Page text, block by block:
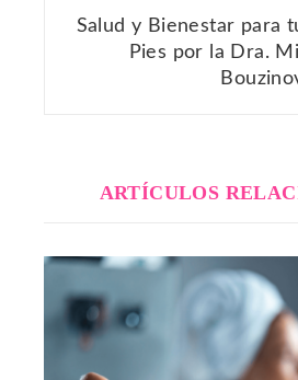
Salud y Bienestar para
Pies por la Dra.
ARTÍCULOS